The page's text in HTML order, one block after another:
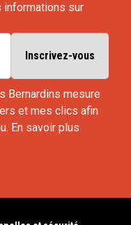
informations sur
Bernardins mesure
et mes clics afin
En savoir plus